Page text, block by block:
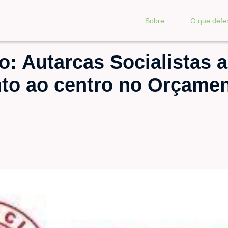
Sobre O que
Autarcas Socialistas
ao centro no